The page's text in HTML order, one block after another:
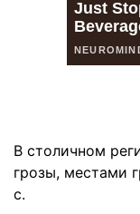
В столичном
грозы, местами
с.